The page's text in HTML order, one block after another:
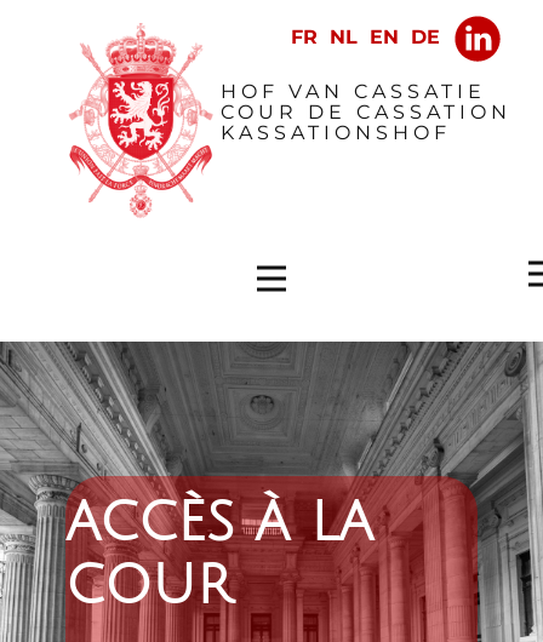
HOF VAN CASSATIE
COUR DE CASSATION
KASSATIONSHOF
accès à la
cour